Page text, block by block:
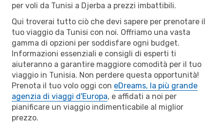
per voli da Tunisi a Djerba a prezzi imbattibili.
Qui troverai tutto ciò che devi sapere per prenotare il
tuo viaggio da Tunisi con noi. Offriamo una vasta
gamma di opzioni per soddisfare ogni budget.
Informazioni essenziali e consigli di esperti ti
aiuteranno a garantire maggiore comodità per il tuo
viaggio in Tunisia. Non perdere questa opportunità!
Prenota il tuo volo oggi con eDreams, la più grande
agenzia di viaggi d'Europa, e affidati a noi per
pianificare un viaggio indimenticabile al miglior
prezzo.